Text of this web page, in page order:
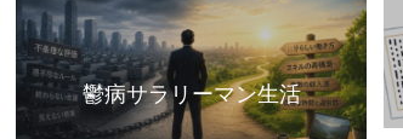
鬱病サラリーマン生活